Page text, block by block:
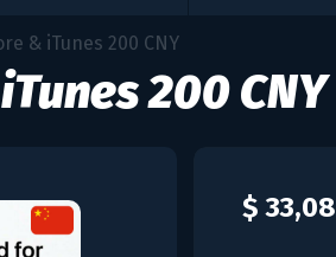
& iTunes 200 CNY
200 CNY
$ 33,08